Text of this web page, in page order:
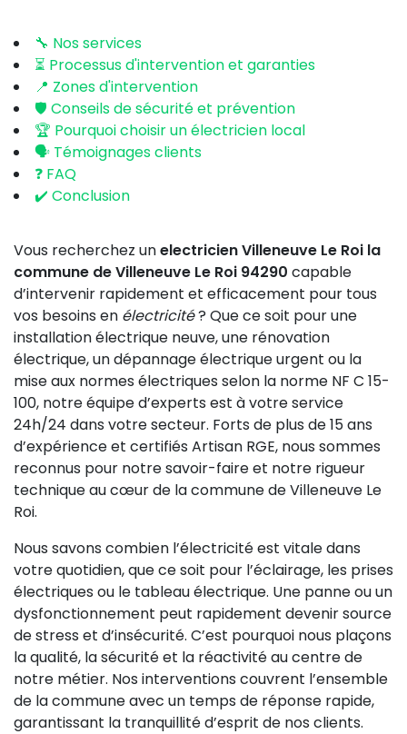
🔧 Nos services
⏳ Processus d'intervention et garanties
📍 Zones d'intervention
🛡️ Conseils de sécurité et prévention
🏆 Pourquoi choisir un électricien local
🗣️ Témoignages clients
❓ FAQ
✔️ Conclusion
Vous recherchez unelectricien Villeneuve Le Roi la
commune de Villeneuve Le Roi 94290 capable
d’intervenir rapidement et efficacement pour tous
vos besoins en électricité? Que ce soit pour une
installation électrique neuve, une rénovation
électrique, un dépannage électrique urgent ou la
mise aux normes électriques selon la norme NF C 15-
100, notre équipe d’experts est à votre service
24h/24 dans votre secteur. Forts de plus de 15 ans
d’expérience et certifiés Artisan RGE, nous sommes
reconnus pour notre savoir-faire et notre rigueur
technique au cœur de la commune de Villeneuve Le
Roi.
Nous savons combien l’électricité est vitale dans
votre quotidien, que ce soit pour l’éclairage, les prises
électriques ou le tableau électrique. Une panne ou un
dysfonctionnement peut rapidement devenir source
de stress et d’insécurité. C’est pourquoi nous plaçons
la qualité, la sécurité et la réactivité au centre de
notre métier. Nos interventions couvrent l’ensemble
de la commune avec un temps de réponse rapide,
garantissant la tranquillité d’esprit de nos clients.